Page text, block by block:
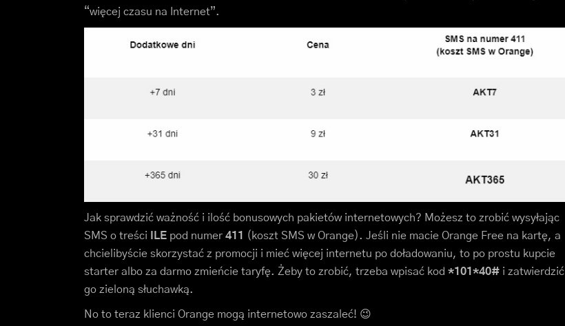
“więcej czasu na Internet”.
Jak sprawdzić ważność i ilość bonusowych pakietów internetowych? Możesz to zrobić wysyłając
SMS o treści
ILE pod numer 411
(koszt SMS w Orange). Jeśli nie macie Orange Free na kartę, a
chcielibyście skorzystać z promocji i mieć więcej internetu po doładowaniu, to po prostu kupcie
starter albo za darmo zmieńcie taryfę. Żeby to zrobić, trzeba wpisać kod *101*40# i zatwierdzić
go zieloną słuchawką.
No to teraz klienci Orange mogą internetowo zaszaleć! 😉